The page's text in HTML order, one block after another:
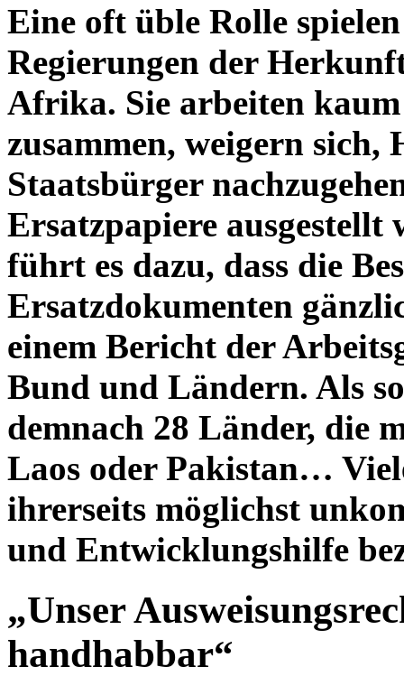
Eine oft üble Rolle
Regierungen der
Afrika. Sie arbeiten
zusammen, weigern
Staatsbürger
Ersatzpapiere ausgestellt
führt es dazu, dass die
Ersatzdokumenten
einem Bericht der
Bund und Ländern. Als
demnach 28 Länder, die
Laos oder Pakistan…
ihrerseits möglichst
und Entwicklungshilfe
„Unser
handhabbar“